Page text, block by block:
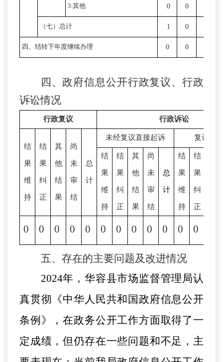
3.其他 0 0
（七）总计 1 0
四、结转下年度继续办理 0 0
四、政府信息公开行政复议、行政
诉讼情况
行政复议 行政诉讼
结
果
维
持
结
果
纠
正
其
他
结
果
尚
未
审
结
总
计
未经复议直接起诉 复议后
结
果
维
持
结
果
纠
正
其
他
结
果
尚
未
审
结
总
计
结
果
维
持
结
果
纠
正
0 0 0 0 0 0 0 0 0 0 0 0
五、存在的主要问题及改进情况
2024年 ，华容县市场监督管理局认
真贯彻《中华人民共和国政府信息公开
条例》，在政务公开工作方面取得了一
定成绩，但仍存在一些问题和不足，主